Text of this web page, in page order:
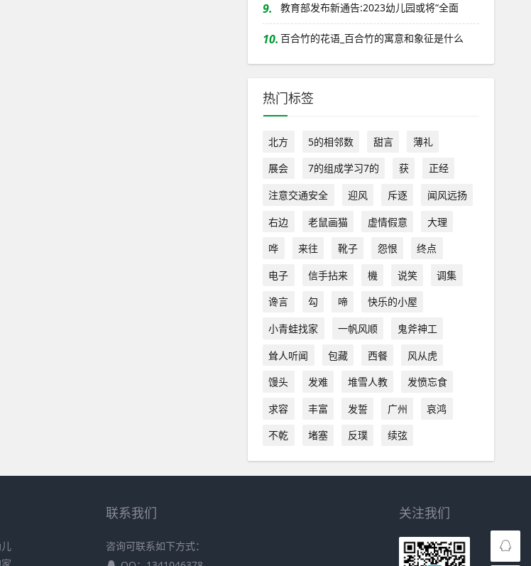
9. 教育部发布新通告:2023幼儿园或将“全面
10. 百合竹的花语_百合竹的寓意和象征是什么
热门标签
北方 5的相邻数 甜言
薄礼
展会
7的组成学习7的 获
正经
注意交通安全
迎风 斥逐
闻风远扬
右边
老鼠画猫 虚情假意
大理
哗
来往 靴子 怨恨
终点
电子
信手拈来 機 说笑
调集
谗言
勾 啼
快乐的小屋
小青蛙找家
一帆风顺
鬼斧神工
耸人听闻
包藏 西餐
风从虎
馒头
发难 堆雪人教
发愤忘食
求容
丰富 发誓 广州
哀鸿
不乾
堵塞 反璞 续弦
联系我们
咨询可联系如下方式：
关注我们